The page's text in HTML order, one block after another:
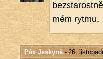
mém rytmu.
Pán Jeskyně- 26.